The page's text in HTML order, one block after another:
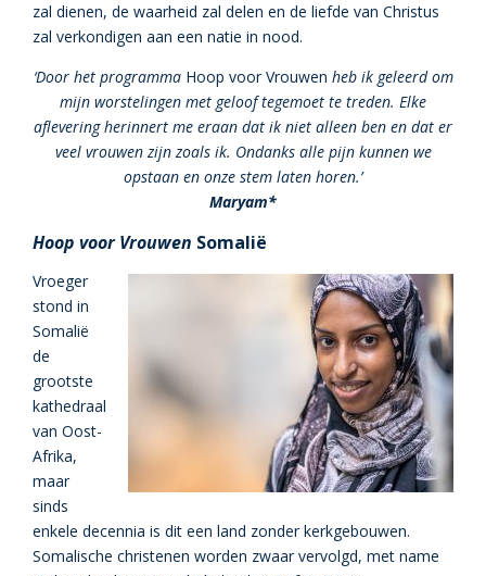
zal dienen, de waarheid zal delen en de liefde van Christus
zal verkondigen aan een natie in nood.
‘Door het programma Hoop voor Vrouwen heb ik geleerd om
mijn worstelingen met geloof tegemoet te treden. Elke
aflevering herinnert me eraan dat ik niet alleen ben en dat er
veel vrouwen zijn zoals ik. Ondanks alle pijn kunnen we
opstaan en onze stem laten horen.’
Maryam*
Hoop voor Vrouwen Somalië
Vroeger
stond in
Somalië
de
grootste
kathedraal
van Oost-
Afrika,
maar
sinds
enkele decennia is dit een land zonder kerkgebouwen.
Somalische christenen worden zwaar vervolgd, met name